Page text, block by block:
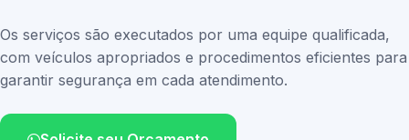
Os serviços são executados por uma equipe qualificada,
com veículos apropriados e procedimentos eficientes para
garantir segurança em cada atendimento.